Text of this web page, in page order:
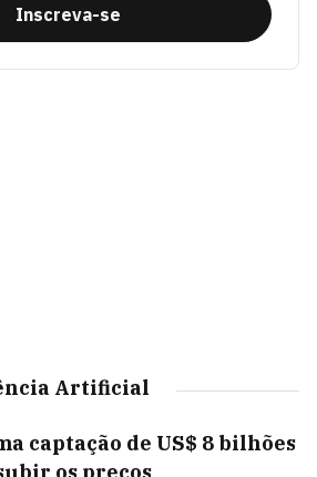
Inscreva-se
Artificial
captação de US$ 8 bilhões